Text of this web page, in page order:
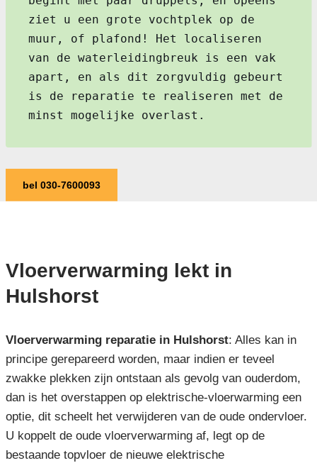
ziet u een grote vochtplek op de
muur, of plafond! Het localiseren
van de waterleidingbreuk is een vak
apart, en als dit zorgvuldig gebeurt
is de reparatie te realiseren met de
minst mogelijke overlast.
bel 030-7600093
Vloerverwarming lekt in
Hulshorst
Vloerverwarming reparatie in Hulshorst: Alles kan in
principe gerepareerd worden, maar indien er teveel
zwakke plekken zijn ontstaan als gevolg van ouderdom,
dan is het overstappen op elektrische-vloerwarming een
optie, dit scheelt het verwijderen van de oude ondervloer.
U koppelt de oude vloerverwarming af, legt op de
bestaande topvloer de nieuwe elektrische